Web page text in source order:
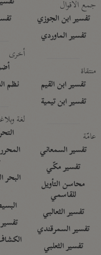
جمع الأقوال
تفسير ابن الجوزي
تفسير الماوردي
منتقاة
تفسير ابن القيم
تفسير ابن تيمية
عامّة
تفسير السمعاني
تفسير مكّي
محاسن التأويل
للقاسمي
تفسير الثعالبي
تفسير السمرقندي
تفسير الثعلبي
أخرى
نظم
لغة
البحر